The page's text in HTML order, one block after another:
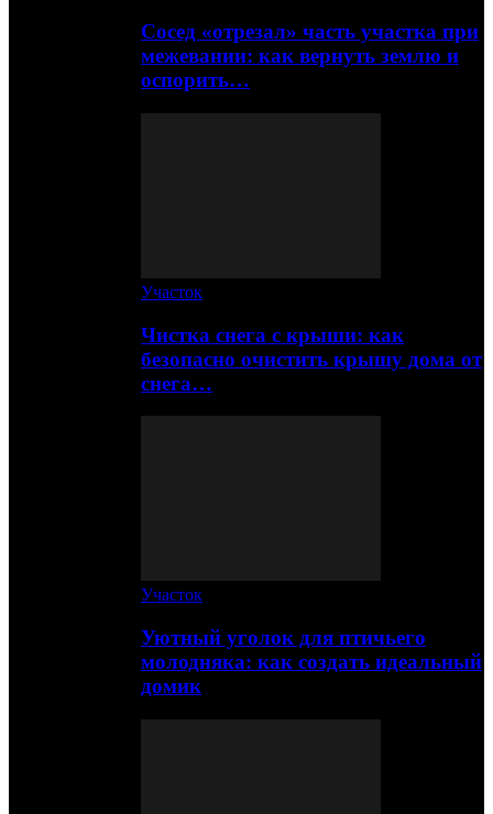
Сосед «отрезал» часть участка при
межевании: как вернуть землю и
оспорить…
Участок
Чистка снега с крыши: как
безопасно очистить крышу дома от
снега…
Участок
Уютный уголок для птичьего
молодняка: как создать идеальный
домик